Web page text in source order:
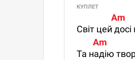
КУПЛЕТ
Am
Світ цей
Am
Та надію